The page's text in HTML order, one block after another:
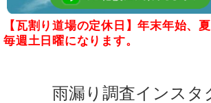
【瓦割り道場の定休日】年末年始、
毎週土日曜になります。
雨漏り調査インスタ